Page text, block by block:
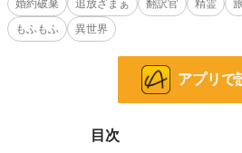
た公爵令嬢エレイン。
第一王子から理不尽な追放を言い渡された彼女
（……やっと、行きたかった場所へ行けるのね
エレインは、精霊が好む「古代精霊語」の使い
彼女が去り、聖女の「祈り」という名の雑音が
は一斉にストライキを宣言する。
婚約破棄
追放ざまぁ 翻訳官 精霊 旅
もふもふ
異世界
アプリで
目次